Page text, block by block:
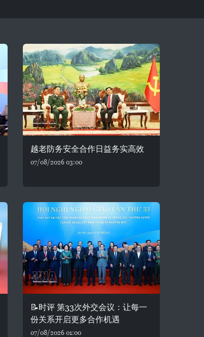
越老防务安全合作日益务实高效
07/08/2026 03:00
📝时评 第33次外交会议：让每一
份关系开启更多合作机遇
07/08/2026 01:00